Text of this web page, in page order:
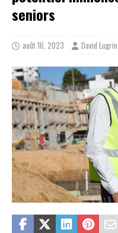
seniors
août 16, 2023 David Lugrin